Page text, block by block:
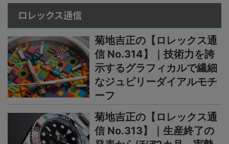
ロレックス通信
菊地吉正の【ロレックス通
信 No.314】｜技術力を誇
示するグラフィカルで繊細
なジュビリーダイアルモチ
ーフ
菊地吉正の【ロレックス通
信 No.313】｜生産終了の